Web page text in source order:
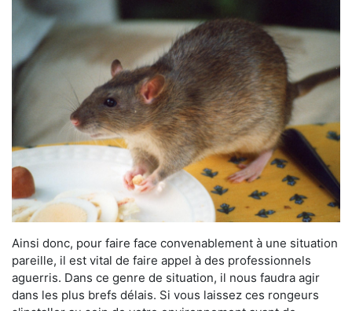
Ainsi donc, pour faire face convenablement à une situation
pareille, il est vital de faire appel à des professionnels
aguerris. Dans ce genre de situation, il nous faudra agir
dans les plus brefs délais. Si vous laissez ces rongeurs